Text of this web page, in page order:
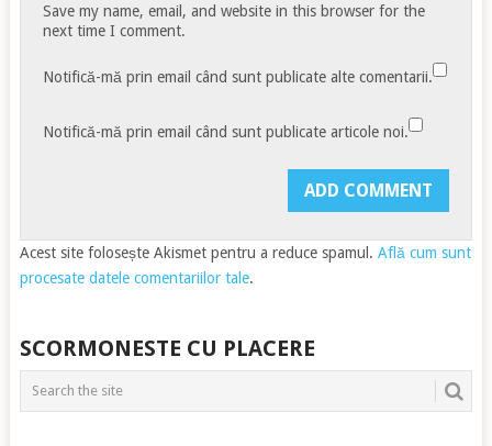
Save my name, email, and website in this browser for the
next time I comment.
Notifică-mă prin email când sunt publicate alte comentarii.
Notifică-mă prin email când sunt publicate articole noi.
Acest site folosește Akismet pentru a reduce spamul. Află cum sunt
procesate datele comentariilor tale.
SCORMONESTE CU PLACERE